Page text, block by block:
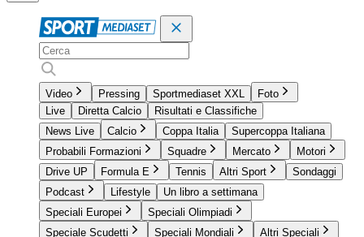
Video Pressing Sportmediaset XXL
Foto
Live
Diretta Calcio
Risultati e Classifiche
News Live
Calcio Coppa Italia
Supercoppa Italiana
Probabili Formazioni
Squadre Mercato
Motori
Drive UP
Formula E Tennis Altri Sport
Sondaggi
Podcast
Lifestyle
Un libro a settimana
Speciali Europei
Speciali Olimpiadi
Speciale Scudetti
Speciali Mondiali Altri Speciali